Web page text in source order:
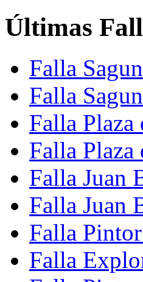
Últimas
Falla
Falla
Falla
Falla
Falla Juan
Falla Juan
Falla
Falla